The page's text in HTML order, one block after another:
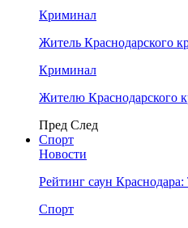
Криминал
Житель Краснодарского
Криминал
Жителю Краснодарского
Пред След
Спорт
Новости
Рейтинг саун
Спорт